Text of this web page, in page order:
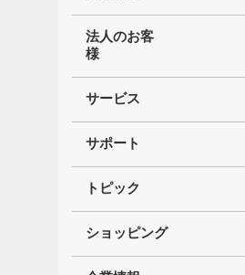
法人のお客
様
サービス
サポート
トピック
ショッピング